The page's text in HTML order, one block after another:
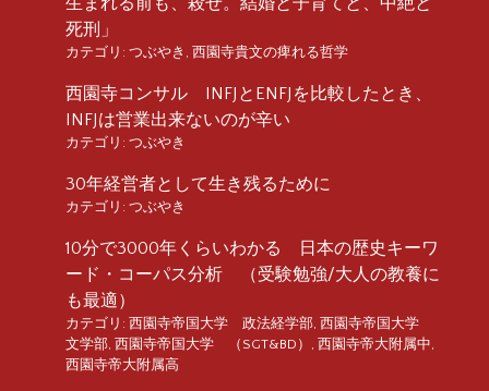
死刑」
カテゴリ: つぶやき , 西園寺貴文の痺れる哲学
西園寺コンサル INFJとENFJを比較したとき、
INFJは営業出来ないのが辛い
カテゴリ: つぶやき
30年経営者として生き残るために
カテゴリ: つぶやき
10分で3000年くらいわかる 日本の歴史キーワ
ード・コーパス分析 （受験勉強/大人の教養に
も最適）
カテゴリ: 西園寺帝国大学 政法経学部, 西園寺帝国大学
文学部, 西園寺帝国大学 （SGT&BD） , 西園寺帝大附属中,
西園寺帝大附属高